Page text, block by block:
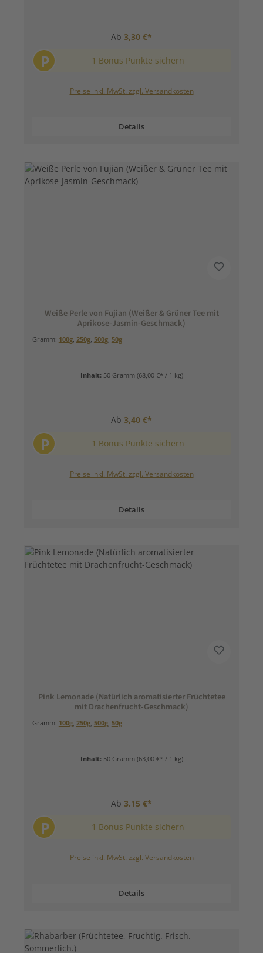
Ab 3,30 €*
P 1 Bonus Punkte sichern
Preise inkl. MwSt. zzgl. Versandkosten
Details
Weiße Perle von Fujian (Weißer & Grüner Tee mit
Aprikose-Jasmin-Geschmack)
Gramm: 100g, 250g, 500g, 50g
Inhalt: 50 Gramm (68,00 €* / 1 kg)
Ab 3,40 €*
P 1 Bonus Punkte sichern
Preise inkl. MwSt. zzgl. Versandkosten
Details
Pink Lemonade (Natürlich aromatisierter Früchtetee
mit Drachenfrucht-Geschmack)
Gramm: 100g, 250g, 500g, 50g
Inhalt: 50 Gramm (63,00 €* / 1 kg)
Ab 3,15 €*
P 1 Bonus Punkte sichern
Preise inkl. MwSt. zzgl. Versandkosten
Details